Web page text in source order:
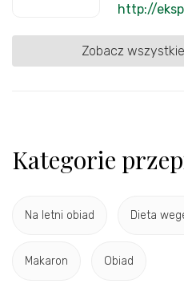
http://
Zobacz
Kategorie
Na letni obiad Dieta
Makaron Obiad